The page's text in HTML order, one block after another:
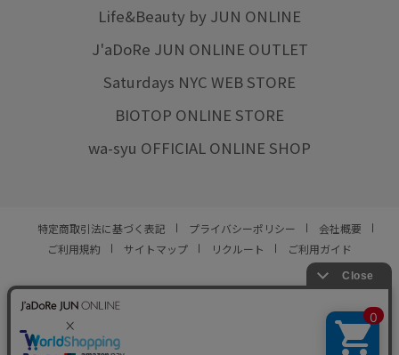
Life&Beauty by JUN ONLINE
J'aDoRe JUN ONLINE OUTLET
Saturdays NYC WEB STORE
BIOTOP ONLINE STORE
wa-syu OFFICIAL ONLINE SHOP
特定商取引法に基づく表記 プライバシーポリシー
会社概要
ご利用規約
サイトマップ リクルート ご利用ガイド
© JUN CO.,LTD. ALL RIGHTS RESERVED.